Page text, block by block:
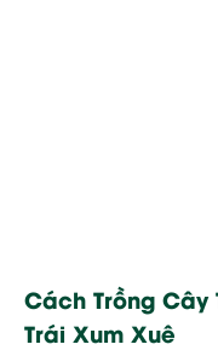
Cách Trồng Cây
Trái Xum Xuê